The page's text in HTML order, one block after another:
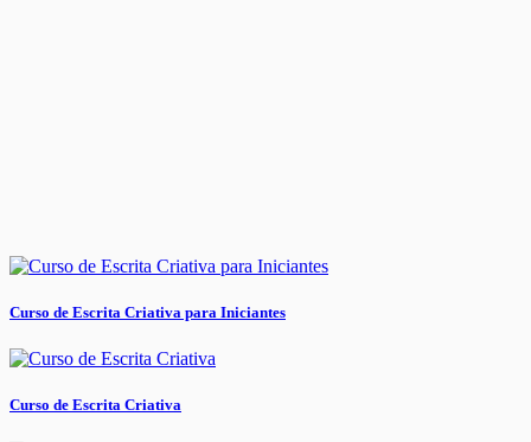
Curso de Escrita Criativa para Iniciantes
Curso de Escrita Criativa